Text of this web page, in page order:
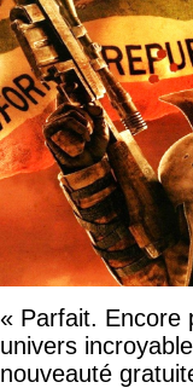
« Parfait. Encore
univers
nouveauté